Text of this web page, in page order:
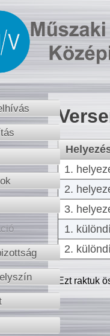
1.
2.
3.
1.
2.
Ezt raktuk